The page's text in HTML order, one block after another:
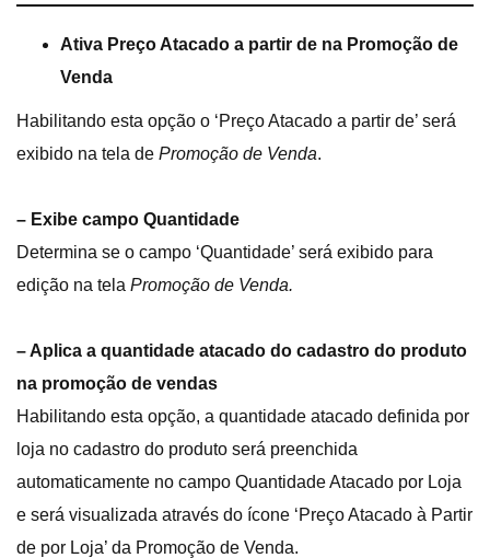
Ativa Preço Atacado a partir de na Promoção de
Venda
Habilitando esta opção o ‘Preço Atacado a partir de’ será
exibido na tela de Promoção de Venda.
– Exibe campo Quantidade
Determina se o campo ‘Quantidade’ será exibido para
edição na tela Promoção de Venda.
– Aplica a quantidade atacado do cadastro do produto
na promoção de vendas
Habilitando esta opção, a quantidade atacado definida por
loja no cadastro do produto será preenchida
automaticamente no campo Quantidade Atacado por Loja
e será visualizada através do ícone ‘Preço Atacado à Partir
de por Loja’ da Promoção de Venda.